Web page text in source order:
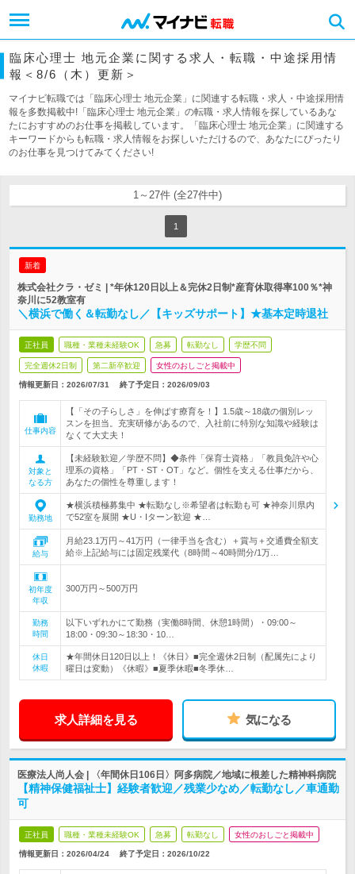
臨床心理士 地元企業に関する求人・転職・中途採用情
報＜8/6（木）更新＞
マイナビ転職では「臨床心理士 地元企業」に関連する転職・求人・中途採用情
報を多数掲載中!「臨床心理士 地元企業」の転職・求人情報を探しているあな
たにおすすめのお仕事を掲載しています。「臨床心理士 地元企業」に関連する
キーワードからも転職・求人情報をお探しいただけるので、あなたにぴったり
のお仕事を見つけてみてください!
1～27件 (全27件中)
1
新着
株式会社クラ・ゼミ | *年休120日以上＆完休2日制*産育休取得率100％*神
奈川に52教室有
＼横浜で働く＆転勤なし／【キッズサポート】★基本定時退社
正社員 職種・業種未経験OK 急募 転勤なし 学歴不問
完全週休2日制 第二新卒歓迎 女性のおしごと掲載中
情報更新日：2026/07/31 終了予定日： 2026/09/03
仕事内容
【「その子らしさ」を伸ばす療育を！】1.5歳～18歳の個別レッ
スンを担当。充実研修があるので、入社前に特別な知識や経験は
なくて大丈夫！
対象と
なる方
【未経験歓迎／学歴不問】◆条件「保育士資格」「教員免許や心
理系の資格」「PT・ST・OT」など。個性を支える仕事だから、
あなたの個性を尊重します！
勤務地
★横浜積極募集中 ★転勤なし※希望者は転勤も可 ★神奈川県内
で52室を展開 ★U・Iターン歓迎 ★…
給与
月給23.1万円～41万円（一律手当を含む）＋賞与＋交通費全額支
給※上記給与には固定残業代（8時間～40時間分/1万…
初年度
年収
300万円～500万円
勤務
時間
以下いずれかにて勤務（実働8時間、休憩1時間）・09:00～
18:00・09:30～18:30・10…
休日
休暇
★年間休日120日以上！《休日》■完全週休2日制（配属先により
曜日は変動）《休暇》■夏季休暇■冬季休…
求人詳細を見る 気になる
医療法人尚人会 | 〈年間休日106日〉阿多病院／地域に根差した精神科病院
【精神保健福祉士】経験者歓迎／残業少なめ／転勤なし／車通勤
可
正社員 職種・業種未経験OK 急募 転勤なし 女性のおしごと掲載中
情報更新日：2026/04/24 終了予定日： 2026/10/22